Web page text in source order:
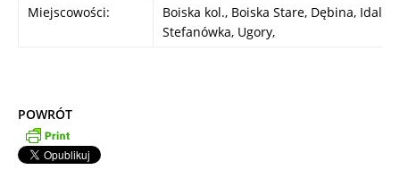
Miejscowości:
Boiska kol., Boiska Stare, Dębina,
Stefanówka, Ugory,
POWRÓT